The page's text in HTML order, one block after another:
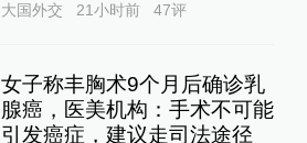
大国外交 21小时前 47评
女子称丰胸术9个月后确诊乳
腺癌，医美机构：手术不可能
引发癌症，建议走司法途径